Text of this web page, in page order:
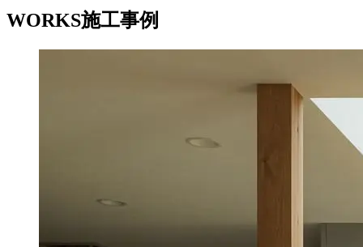
WORKS施工事例